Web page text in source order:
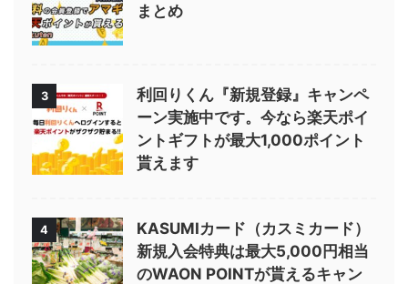
まとめ
3
利回りくん『新規登録』キャンペ
ーン実施中です。今なら楽天ポイ
ントギフトが最大1,000ポイント
貰えます
4
KASUMIカード（カスミカード）
新規入会特典は最大5,000円相当
のWAON POINTが貰えるキャン